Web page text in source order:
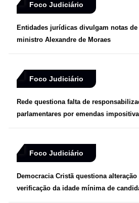
Foco Judiciário
Entidades jurídicas divulgam notas de
ministro Alexandre de Moraes
Foco Judiciário
Rede questiona falta de
parlamentares por emendas
Foco Judiciário
Democracia Cristã questiona
verificação da idade mínima de